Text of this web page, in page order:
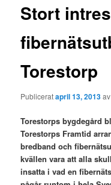
Stort
Torestorp
Publiceratapril 13, 2013
Torestorps bygdegård
Torestorps Framtid
bredband och
kvällen vara att alla
insatta i vad en